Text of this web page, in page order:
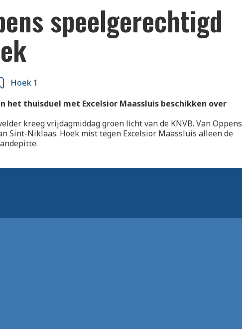
speelgerechtigd
Hoek 1
het thuisduel met Excelsior Maassluis beschikken over
kreeg vrijdagmiddag groen licht van de KNVB. Van Oppens
Sint-Niklaas. Hoek mist tegen Excelsior Maassluis alleen de